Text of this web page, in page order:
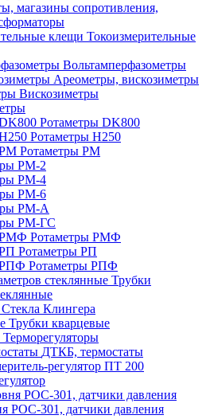
магазины сопротивления,
Токоизмерительные
Вольтамперфазометры
Ареометры, вискозиметры
Вискозиметры
Ротаметры DK800
Ротаметры H250
Ротаметры РМ
РМ-2
РМ-4
РМ-6
РМ-А
РМ-ГС
Ротаметры РМФ
Ротаметры РП
Ротаметры РПФ
Трубки
Стекла Клингера
Трубки кварцевые
Терморегуляторы
ДТКБ, термостаты
ПТ 200
РОС-301, датчики давления